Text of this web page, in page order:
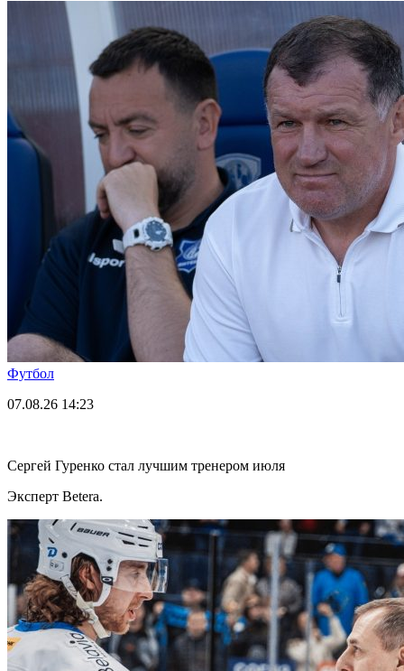
Футбол
07.08.26 14:23
Сергей Гуренко стал лучшим тренером июля
Эксперт Betera.